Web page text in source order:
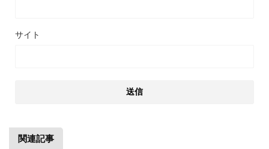
サイト
関連記事